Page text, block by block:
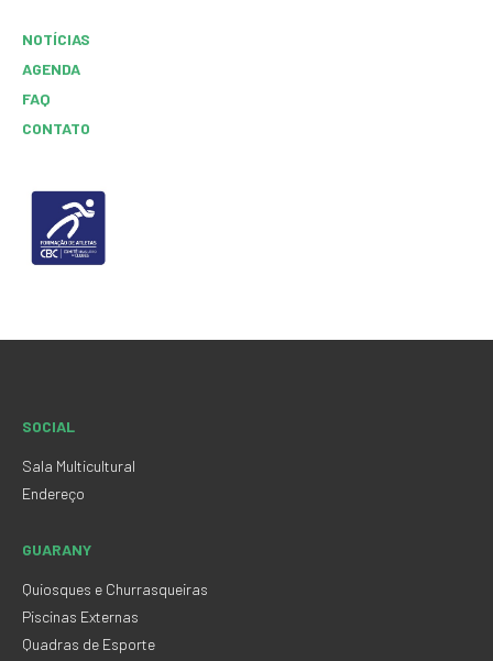
NOTÍCIAS
AGENDA
FAQ
CONTATO
SOCIAL
Sala Multicultural
Endereço
GUARANY
Quiosques e Churrasqueiras
Piscinas Externas
Quadras de Esporte